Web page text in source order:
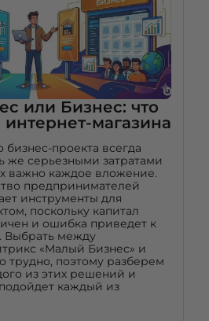
или Бизнес: что
магазина
бизнес-проекта всегда
же серьезными затратами
важно каждое вложение.
предпринимателей
инструменты для
поскольку капитал
и ошибка приведет к
Выбрать между
«Малый Бизнес» и
трудно, поэтому разберем
из этих решений и
каждый из